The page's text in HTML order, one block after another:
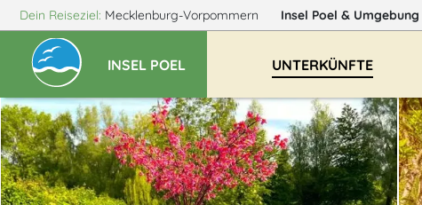
Dein Reiseziel: Mecklenburg-Vorpommern Insel Poel & Umgebung
INSEL POEL UNTERKÜNFTE